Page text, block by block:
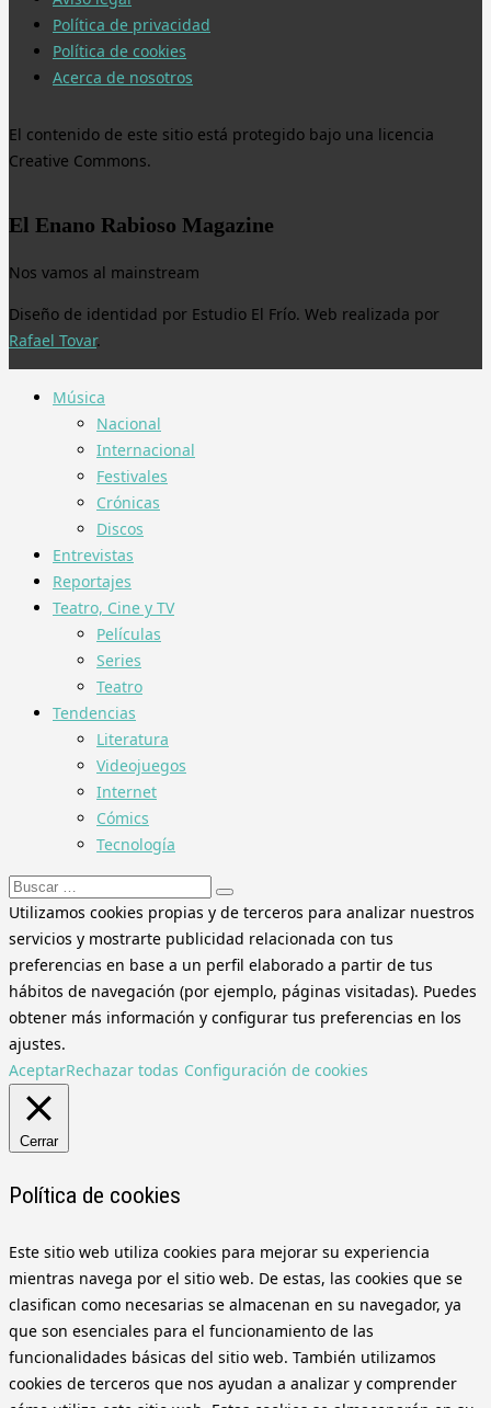
Política de privacidad
Política de cookies
Acerca de nosotros
El contenido de este sitio está protegido bajo una licencia
Creative Commons.
El Enano Rabioso Magazine
Nos vamos al mainstream
Diseño de identidad por Estudio El Frío. Web realizada por
Rafael Tovar.
Música
Nacional
Internacional
Festivales
Crónicas
Discos
Entrevistas
Reportajes
Teatro, Cine y TV
Películas
Series
Teatro
Tendencias
Literatura
Videojuegos
Internet
Cómics
Tecnología
Buscar:
Utilizamos cookies propias y de terceros para analizar nuestros
servicios y mostrarte publicidad relacionada con tus
preferencias en base a un perfil elaborado a partir de tus
hábitos de navegación (por ejemplo, páginas visitadas). Puedes
obtener más información y configurar tus preferencias en los
ajustes.
AceptarRechazar todas Configuración de cookies
Cerrar
Política de cookies
Este sitio web utiliza cookies para mejorar su experiencia
mientras navega por el sitio web. De estas, las cookies que se
clasifican como necesarias se almacenan en su navegador, ya
que son esenciales para el funcionamiento de las
funcionalidades básicas del sitio web. También utilizamos
cookies de terceros que nos ayudan a analizar y comprender